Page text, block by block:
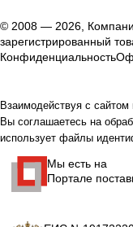
© 2008 — 2026,
зарегистрированный
Конфиденциальность
Взаимодействуя с
Вы соглашаетесь на
использует файлы
Мы есть на
Портале